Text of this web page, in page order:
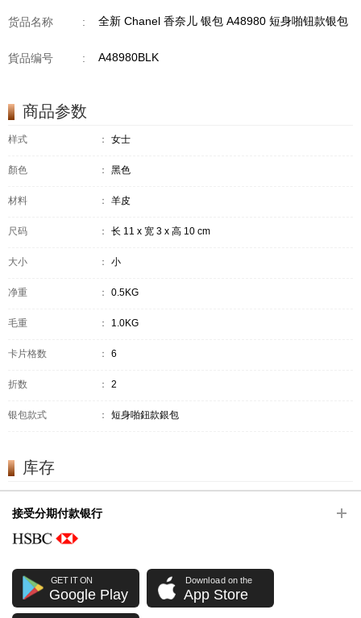
货品名称 : 全新 Chanel 香奈儿 银包 A48980 短身啪钮款银包
貨品编号 : A48980BLK
商品参数
样式 ： 女士
顏色 ： 黑色
材料 ： 羊皮
尺码 ： 长 11 x 宽 3 x 高 10 cm
大小 ： 小
净重 ： 0.5KG
毛重 ： 1.0KG
卡片格数 ： 6
折数 ： 2
银包款式 ： 短身啪鈕款銀包
库存
接受分期付款银行
GET IT ON
Google Play
Download on the
App Store